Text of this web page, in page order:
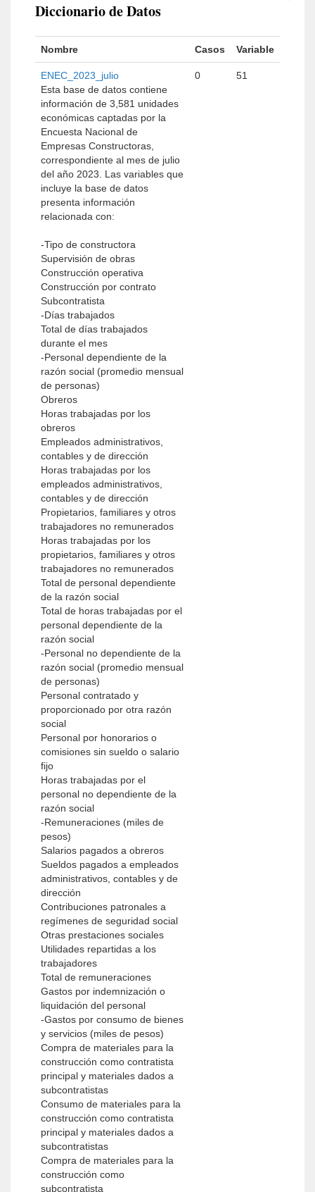
Diccionario de Datos
Nombre Casos Variable
ENEC_2023_julio
Esta base de datos contiene
información de 3,581 unidades
económicas captadas por la
Encuesta Nacional de
Empresas Constructoras,
correspondiente al mes de julio
del año 2023. Las variables que
incluye la base de datos
presenta información
relacionada con:
-Tipo de constructora
Supervisión de obras
Construcción operativa
Construcción por contrato
Subcontratista
-Días trabajados
Total de días trabajados
durante el mes
-Personal dependiente de la
razón social (promedio mensual
de personas)
Obreros
Horas trabajadas por los
obreros
Empleados administrativos,
contables y de dirección
Horas trabajadas por los
empleados administrativos,
contables y de dirección
Propietarios, familiares y otros
trabajadores no remunerados
Horas trabajadas por los
propietarios, familiares y otros
trabajadores no remunerados
Total de personal dependiente
de la razón social
Total de horas trabajadas por el
personal dependiente de la
razón social
-Personal no dependiente de la
razón social (promedio mensual
de personas)
Personal contratado y
proporcionado por otra razón
social
Personal por honorarios o
comisiones sin sueldo o salario
fijo
Horas trabajadas por el
personal no dependiente de la
razón social
-Remuneraciones (miles de
pesos)
Salarios pagados a obreros
Sueldos pagados a empleados
administrativos, contables y de
dirección
Contribuciones patronales a
regímenes de seguridad social
Otras prestaciones sociales
Utilidades repartidas a los
trabajadores
Total de remuneraciones
Gastos por indemnización o
liquidación del personal
-Gastos por consumo de bienes
y servicios (miles de pesos)
Compra de materiales para la
construcción como contratista
principal y materiales dados a
subcontratistas
Consumo de materiales para la
construcción como contratista
principal y materiales dados a
subcontratistas
Compra de materiales para la
construcción como
subcontratista
0 51